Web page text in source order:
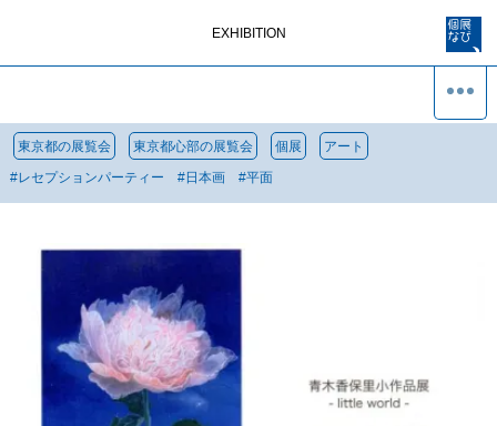
EXHIBITION
東京都の展覧会 東京都心部の展覧会 個展 アート
#レセプションパーティー #日本画 #平面